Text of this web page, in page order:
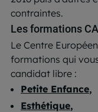
contraintes.
Les formations
Le Centre
formations qui
candidat libre :
Petite Enfance,
Esthétique,